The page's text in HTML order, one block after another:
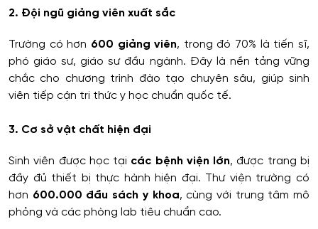
2. Đội ngũ giảng viên xuất sắc
Trường có hơn 600 giảng viên, trong đó 70% là tiến sĩ,
phó giáo sư, giáo sư đầu ngành. Đây là nền tảng vững
chắc cho chương trình đào tạo chuyên sâu, giúp sinh
viên tiếp cận tri thức y học chuẩn quốc tế.
3. Cơ sở vật chất hiện đại
Sinh viên được học tại các bệnh viện lớn, được trang bị
đầy đủ thiết bị thực hành hiện đại. Thư viện trường có
hơn 600.000 đầu sách y khoa, cùng với trung tâm mô
phỏng và các phòng lab tiêu chuẩn cao.